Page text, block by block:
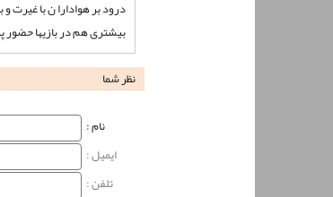
درود بر هوادارا ن با غیرت
بیشتری هم در بازیها حضور
نظر شما
نام‌ :
ایمیل :
تلفن :